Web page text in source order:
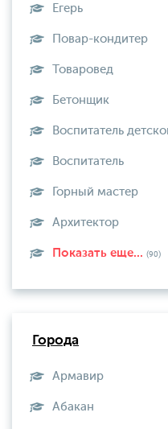
Егерь
Повар-кондитер
Товаровед
Бетонщик
Воспитатель
Воспитатель
Горный мастер
Архитектор
Показать еще... (90)
Города
Армавир
Абакан